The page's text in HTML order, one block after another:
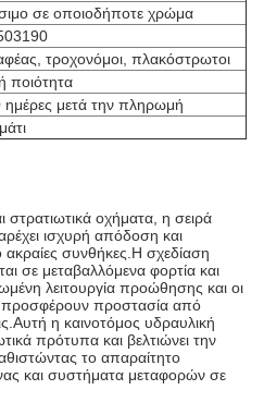
σε οποιοδήποτε χρώμα
τροχονόμοι, πλακόστρωτοι
ποιότητα
ημέρες μετά την πληρωμή
στρατιωτικά οχήματα, η σειρά
ισχυρή απόδοση και
ακραίες συνθήκες.Η σχεδίαση
σε μεταβαλλόμενα φορτία και
λειτουργία προώθησης και οι
προσφέρουν προστασία από
η καινοτόμος υδραυλική
πρότυπα και βελτιώνει την
το απαραίτητο
και συστήματα μεταφορών σε